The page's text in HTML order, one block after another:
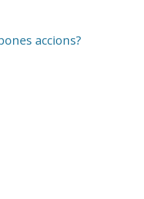
accions?